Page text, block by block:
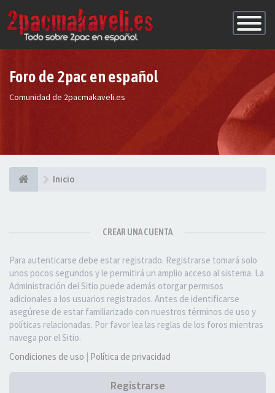
de
Foro de 2pac en español
Comunidad de 2pacmakaveli.es
Inicio
CREAR UNA CUENTA
Para autenticarse debe estar registrado. Registrarse tomará solo
unos pocos segundos y le permitirá un amplio acceso al sistema. La
Administración del Sitio puede además otorgar permisos
adicionales a los usuarios registrados. Antes de identificarse
asegúrese de estar familiarizado con nuestros términos de uso y
políticas relacionadas. Por favor lea las reglas de los foros mientras
navega por el Sitio.
Condiciones de uso | Política de privacidad
Registrarse